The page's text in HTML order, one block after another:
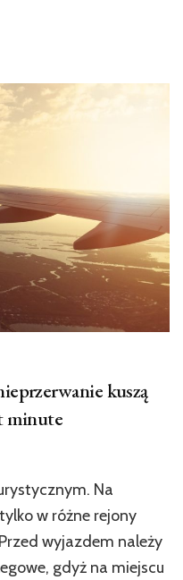
kuszą
minute
Na
w różne rejony
wyjazdem należy
gdyż na miejscu